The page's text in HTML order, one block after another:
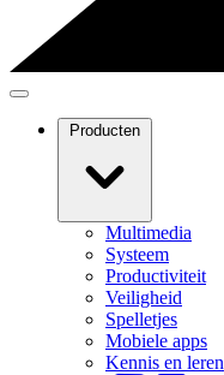
Producten
Multimedia
Systeem
Productiviteit
Veiligheid
Spelletjes
Mobiele apps
Kennis en leren